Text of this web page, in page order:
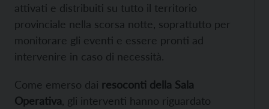
attivati e distribuiti su tutto il territorio
provinciale nella scorsa notte, soprattutto per
monitorare gli eventi e essere pronti ad
intervenire in caso di necessità.
Come emerso dai resoconti della Sala
Operativa , gli interventi hanno riguardato